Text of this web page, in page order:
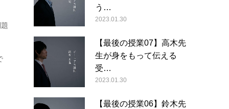
う…
2023.01.30
【最後の授業07】高木先
生が身をもって伝える
受…
2023.01.30
【最後の授業06】鈴木先